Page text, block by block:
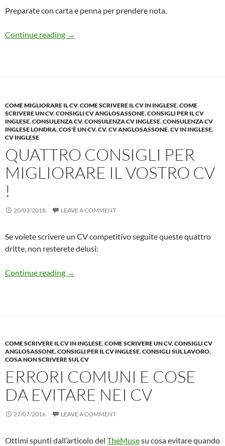
Preparate con carta e penna per prendere nota.
Continue reading Qual’e’ il formato MIGLIORE per il CV
→
COME MIGLIORARE IL CV,COME SCRIVERE IL CV IN INGLESE,COME
SCRIVERE UN CV,CONSIGLI CV ANGLOSASSONE,CONSIGLI PER IL CV
INGLESE,CONSULENZA CV,CONSULENZA CV INGLESE,CONSULENZA CV
INGLESE LONDRA,COS'È UN CV,CV,CV ANGLOSASSONE,CV IN INGLESE,
CV INGLESE
QUATTRO CONSIGLI PER
MIGLIORARE IL VOSTRO CV
!
20/03/2018 LEAVE A COMMENT
Se volete scrivere un CV competitivo seguite queste quattro
dritte, non resterete delusi:
Continue reading Quattro Consigli per migliorare il vostro CV !
→
COME SCRIVERE IL CV IN INGLESE,COME SCRIVERE UN CV,CONSIGLI CV
ANGLOSASSONE,CONSIGLI PER IL CV INGLESE,CONSIGLI SUL LAVORO,
COSA NON SCRIVERE SUL CV
ERRORI COMUNI E COSE
DA EVITARE NEI CV
27/07/2016 LEAVE A COMMENT
Ottimi spunti dall’articolo del TheMusesu cosa evitare quando